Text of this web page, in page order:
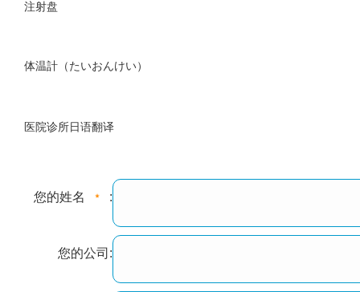
注射盘
体温計（たいおんけい）
医院诊所日语翻译
您的姓名 :
您的公司: